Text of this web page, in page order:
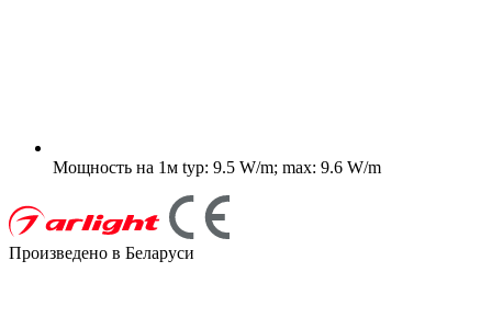
Мощность на 1м typ: 9.5 W/m; max: 9.6 W/m
Произведено в Беларуси